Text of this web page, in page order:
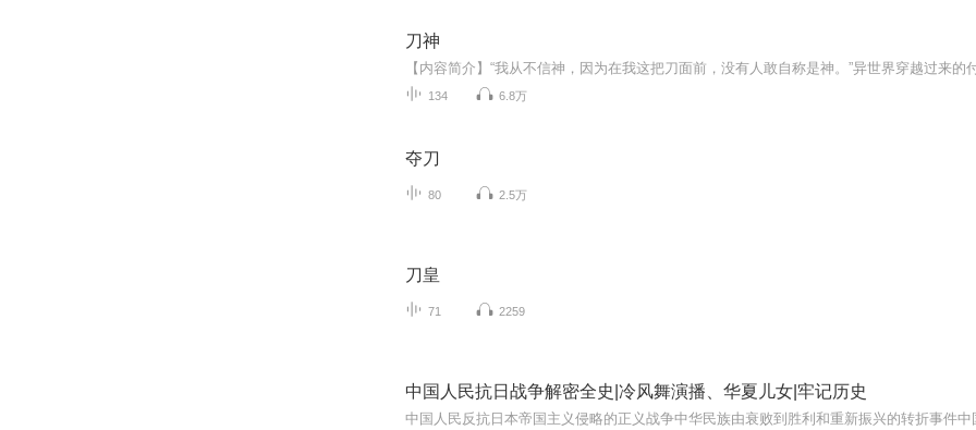
刀神
134 6.8万
夺刀
80 2.5万
刀皇
71 2259
中国人民抗日战争解密全史|冷风舞演播、华夏儿女|牢记历史